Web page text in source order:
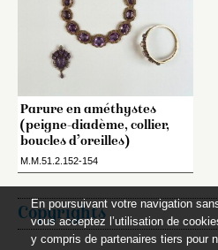
Parure en améthystes
(peigne-diadème, collier,
boucles d’oreilles)
M.M.51.2.152-154
Copyrights
En poursuivant votre navigation
vous acceptez l’utilisation de
y compris de partenaires tiers pour